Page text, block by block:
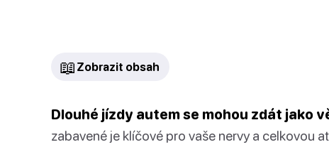
📖 Zobrazit obsah
Dlouhé jízdy autem se mohou zdát jako
zabavené je klíčové pro vaše nervy a celkovou